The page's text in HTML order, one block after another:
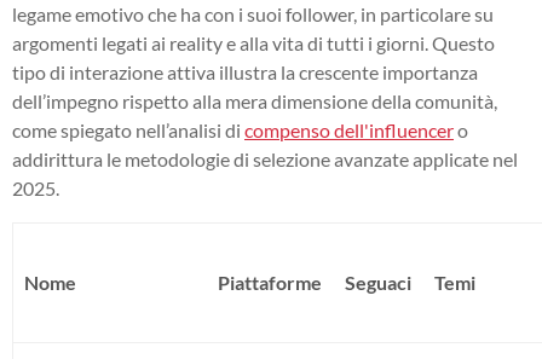
legame emotivo che ha con i suoi follower, in particolare su
argomenti legati ai reality e alla vita di tutti i giorni. Questo
tipo di interazione attiva illustra la crescente importanza
dell’impegno rispetto alla mera dimensione della comunità,
come spiegato nell’analisi di compenso dell'influencero
addirittura le metodologie di selezione avanzate applicate nel
2025.
Nome Piattaforme Seguaci Temi